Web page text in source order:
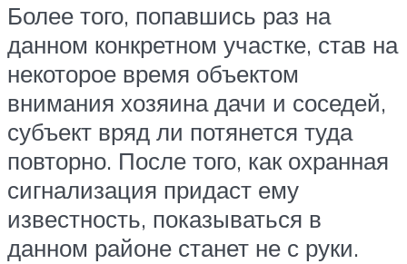
Более того, попавшись раз на
данном конкретном участке, став на
некоторое время объектом
внимания хозяина дачи и соседей,
субъект вряд ли потянется туда
повторно. После того, как охранная
сигнализация придаст ему
известность, показываться в
данном районе станет не с руки.